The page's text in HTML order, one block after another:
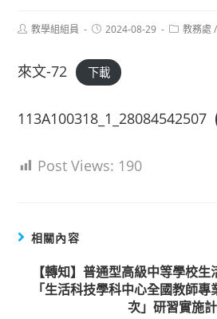
Post教學組組員
Post2024-08-29
Post教務處 /
來文-72 下載
113A100318_1_28084542507
Post Views: 190
相關內容
【轉知】普通型高級中等學校
「生活科技學科中心全國教師
次」研習實施